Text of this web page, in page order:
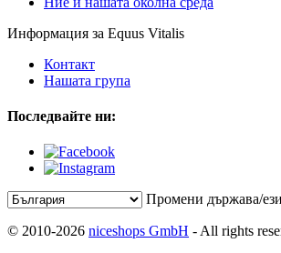
Информация за Equus Vitalis
Контакт
Нашата група
Последвайте ни:
Промени държава/
© 2010-2026 niceshops GmbH - All rights